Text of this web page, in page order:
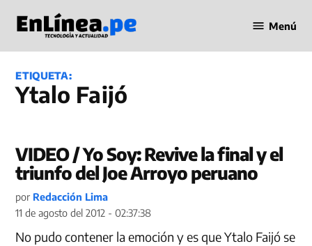
contenido
en Línea
Menú
ETIQUETA:
Ytalo Faijó
VIDEO / Yo Soy: Revive la final y el
triunfo del Joe Arroyo peruano
por Redacción Lima
11 de agosto del 2012 - 02:37:38
No pudo contener la emoción y es que Ytalo Faijó se